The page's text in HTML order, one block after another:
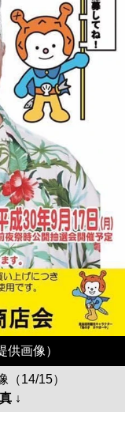
画像）
（14/15）
↓